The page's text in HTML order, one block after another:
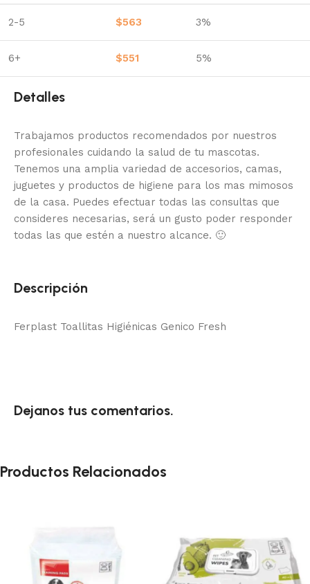
2-5 $563 3%
6+ $551 5%
Detalles
Trabajamos productos recomendados por nuestros
profesionales cuidando la salud de tu mascotas.
Tenemos una amplia variedad de accesorios, camas,
juguetes y productos de higiene para los mas mimosos
de la casa. Puedes efectuar todas las consultas que
consideres necesarias, será un gusto poder responder
todas las que estén a nuestro alcance. 🙂
Descripción
Ferplast Toallitas Higiénicas Genico Fresh
Dejanos tus comentarios.
Productos Relacionados